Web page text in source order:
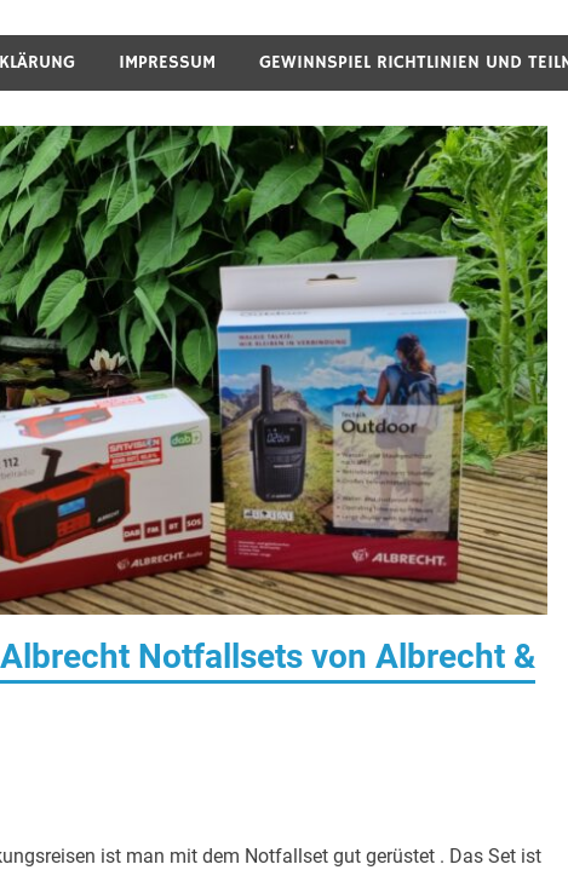
IMPRESSUM GEWINNSPIEL RICHTLINIEN UND
Notfallsets von Albrecht &
ist man mit dem Notfallset gut gerüstet . Das Set ist